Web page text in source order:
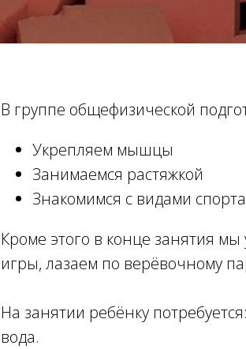
В группе общефизической
Укрепляем мышцы
Занимаемся растяжкой
Знакомимся с видами
Кроме этого в конце занятия
игры, лазаем по верёвочному
На занятии ребёнку
вода.